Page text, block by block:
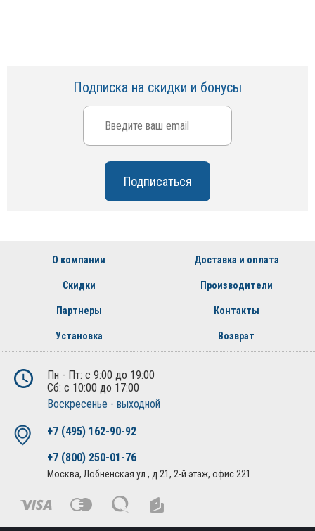
Подписка на скидки и бонусы
О компании Доставка и оплата
Скидки Производители
Партнеры Контакты
Установка Возврат
Пн - Пт: с 9:00 до 19:00
Сб: с 10:00 до 17:00
Воскресенье - выходной
+7 (495) 162-90-92
+7 (800) 250-01-76
Москва, Лобненская ул., д.21, 2-й этаж, офис 221